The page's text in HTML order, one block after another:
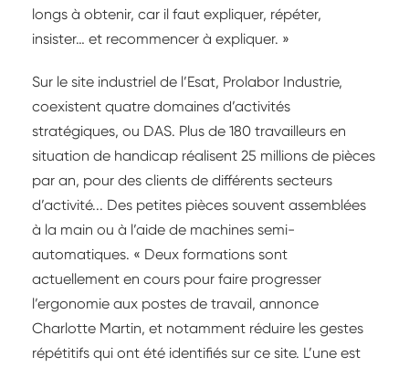
longs à obtenir, car il faut expliquer, répéter,
insister… et recommencer à expliquer. »
Sur le site industriel de l’Esat, Prolabor Industrie,
coexistent quatre domaines d’activités
stratégiques, ou DAS. Plus de 180 travailleurs en
situation de handicap réalisent 25 millions de pièces
par an, pour des clients de différents secteurs
d’activité... Des petites pièces souvent assemblées
à la main ou à l’aide de machines semi-
automatiques. « Deux formations sont
actuellement en cours pour faire progresser
l’ergonomie aux postes de travail, annonce
Charlotte Martin, et notamment réduire les gestes
répétitifs qui ont été identifiés sur ce site. L’une est